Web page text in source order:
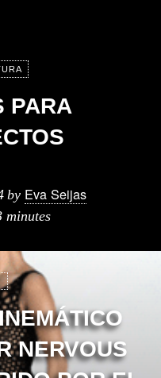
PARA
by Eva Seijas
minutes
NERVOUS